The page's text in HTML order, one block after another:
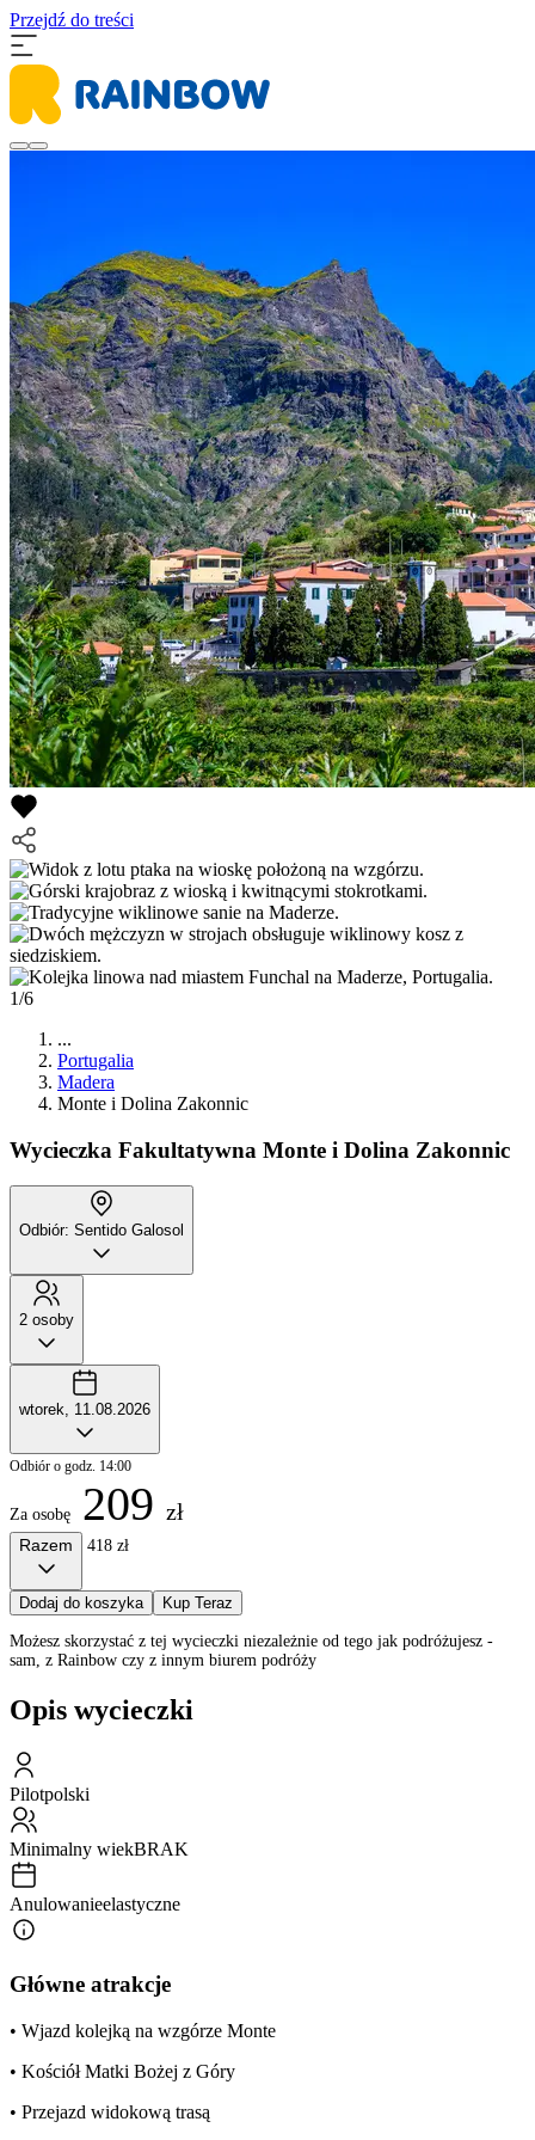
Przejdź do treści
1/6
...
Portugalia
Madera
Monte i Dolina Zakonnic
Wycieczka Fakultatywna Monte i Dolina Zakonnic
Odbiór: Sentido Galosol
2 osoby
wtorek, 11.08.2026
Odbiór o godz. 14:00
Za osobę 209 zł
Razem 418 zł
Dodaj do koszyka Kup Teraz
Możesz skorzystać z tej wycieczki niezależnie od tego jak podróżujesz -
sam, z Rainbow czy z innym biurem podróży
Opis wycieczki
Pilotpolski
Minimalny wiekBRAK
Anulowanieelastyczne
Główne atrakcje
• Wjazd kolejką na wzgórze Monte
• Kościół Matki Bożej z Góry
• Przejazd widokową trasą